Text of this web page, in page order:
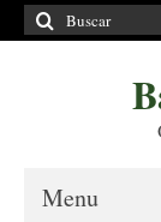
Buscar
por:
Menu